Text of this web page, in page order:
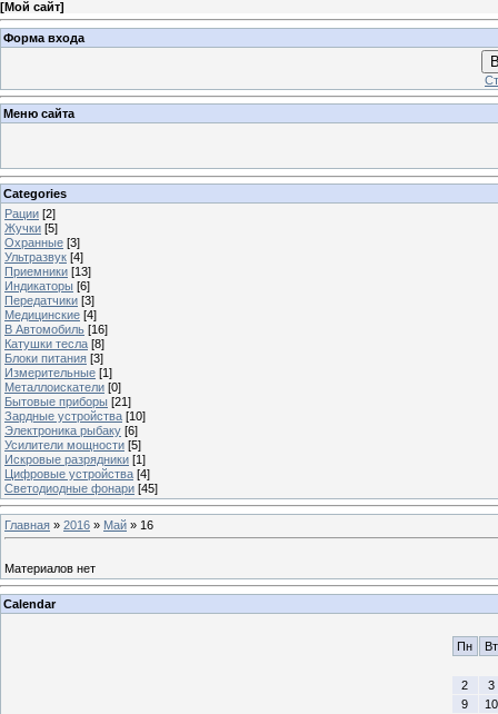
[Мой сайт]
Форма входа
Меню сайта
Categories
Рации [2]
Жучки [5]
Охранные [3]
Ультразвук [4]
Приемники [13]
Индикаторы [6]
Передатчики [3]
Медицинские [4]
В Автомобиль [16]
Катушки тесла [8]
Блоки питания [3]
Измерительные [1]
Металлоискатели [0]
Бытовые приборы [21]
Зардные устройства [10]
Электроника рыбаку [6]
Усилители мощности [5]
Искровые разрядники [1]
Цифровые устройства [4]
Светодиодные фонари [45]
Главная » 2016 » Май » 16
Материалов нет
Calendar
Пн Вт
2
3
9
10